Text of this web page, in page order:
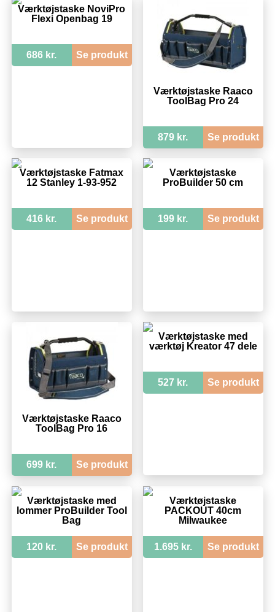
Værktøjstaske NoviPro
Flexi Openbag 19
686 kr. Se produkt
Værktøjstaske Raaco
ToolBag Pro 24
879 kr. Se produkt
Værktøjstaske Fatmax
12 Stanley 1-93-952
416 kr. Se produkt
Værktøjstaske
ProBuilder 50 cm
199 kr. Se produkt
Værktøjstaske Raaco
ToolBag Pro 16
699 kr. Se produkt
Værktøjstaske med
værktøj Kreator 47 dele
527 kr. Se produkt
Værktøjstaske med
lommer ProBuilder Tool
Bag
120 kr. Se produkt
Værktøjstaske
PACKOUT 40cm
Milwaukee
1.695 kr. Se produkt